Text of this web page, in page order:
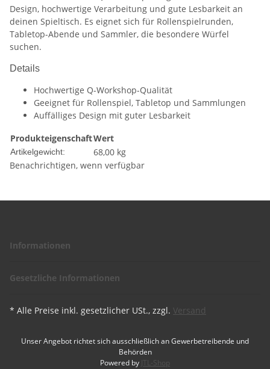
Design, hochwertige Verarbeitung und gute Lesbarkeit an
deinen Spieltisch. Es eignet sich für Rollenspielrunden,
Tabletop-Abende und Sammler, die besondere Würfel
suchen.
Details
Hochwertige Q-Workshop-Qualität
Geeignet für Rollenspiel, Tabletop und Sammlungen
Auffälliges Design mit guter Lesbarkeit
ProdukteigenschaftWert
Artikelgewicht: 68,00 kg
Benachrichtigen, wenn verfügbar
Informationen
Gesetzliche Informationen
* Alle Preise inkl. gesetzlicher USt., zzgl. Versand
Unser Angebot richtet sich ausschließlich an Gewerbetreibende und
Behörden
Powered by JTL-Shop